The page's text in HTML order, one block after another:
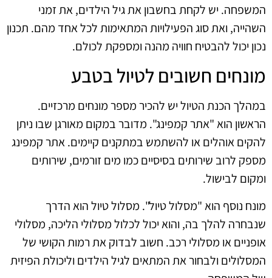
המשפחה. יש לקחת בחשבון את גיל הילדים, את זמני
השהייה, ואת סוג הפעילויות המתאימות לכל אחד מהם. תכנון
נכון יכול להבטיח חוויה מהנה ומספקת לכולם.
מונחים חשובים לטיול בטבע
במהלך הכנת הטיול יש להכיר מספר מונחים מרכזיים.
הראשון הוא "אתר קמפינג". מדובר במקום מאורגן שבו ניתן
להקים אוהלים או להשתמש במתקנים קיימים. אתר קמפינג
מספק לרוב שירותים בסיסיים כמו מים זורמים, שירותים
ומקום לבישול.
מונח נוסף הוא "מסלול טיול". מסלול טיול הוא הדרך
שנבחרה להלך בה, והוא יכול לכלול מסלולי הליכה, מסלולי
אופניים או מסלולי רכב. חשוב לבדוק את רמות הקושי של
המסלולים ולבחור את המתאים לגיל הילדים וליכולת הפיזית